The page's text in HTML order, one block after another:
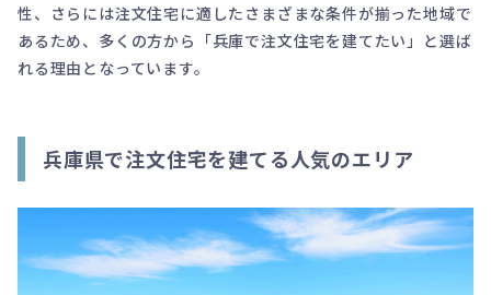
性、さらには注文住宅に適したさまざまな条件が揃った地域で
あるため、多くの方から「兵庫で注文住宅を建てたい」と選ば
れる理由となっています。
兵庫県で注文住宅を建てる人気のエリア